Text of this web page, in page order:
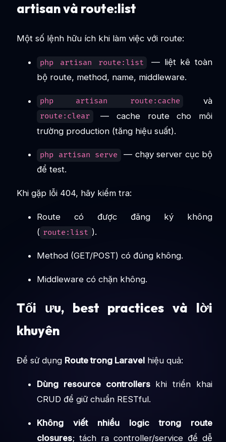
artisan và route:list
Một số lệnh hữu ích khi làm việc với route:
php artisan route:list
— liệt kê toàn
bộ route, method, name, middleware.
php artisan route:cache và
route:clear
— cache route cho môi
trường production (tăng hiệu suất).
php artisan serve
— chạy server cục bộ
để test.
Khi gặp lỗi 404, hãy kiểm tra:
Route có được đăng ký không
( route:list ).
Method (GET/POST) có đúng không.
Middleware có chặn không.
Tối ưu, best practices và lời
khuyên
Để sử dụng Route trong Laravel hiệu quả:
Dùng resource controllerskhi triển khai
CRUD để giữ chuẩn RESTful.
Không viết nhiều logic trong route
closures; tách ra controller/service để dễ